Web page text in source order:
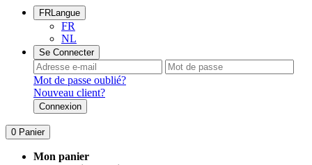
FRLangue
FR
NL
Se Connecter
Mot de passe oublié?
Nouveau client?
Connexion
0 Panier
Mon panier